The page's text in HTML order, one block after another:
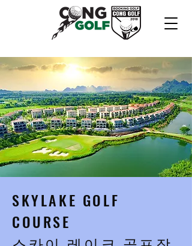
SKYLAKE GOLF
COURSE